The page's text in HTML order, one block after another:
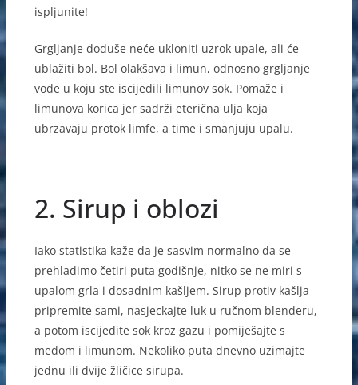
ispljunite!
Grgljanje doduše neće ukloniti uzrok upale, ali će
ublažiti bol. Bol olakšava i limun, odnosno grgljanje
vode u koju ste iscijedili limunov sok. Pomaže i
limunova korica jer sadrži eterična ulja koja
ubrzavaju protok limfe, a time i smanjuju upalu.
2. Sirup i oblozi
Iako statistika kaže da je sasvim normalno da se
prehladimo četiri puta godišnje, nitko se ne miri s
upalom grla i dosadnim kašljem. Sirup protiv kašlja
pripremite sami, nasjeckajte luk u ručnom blenderu,
a potom iscijedite sok kroz gazu i pomiješajte s
medom i limunom. Nekoliko puta dnevno uzimajte
jednu ili dvije žličice sirupa.